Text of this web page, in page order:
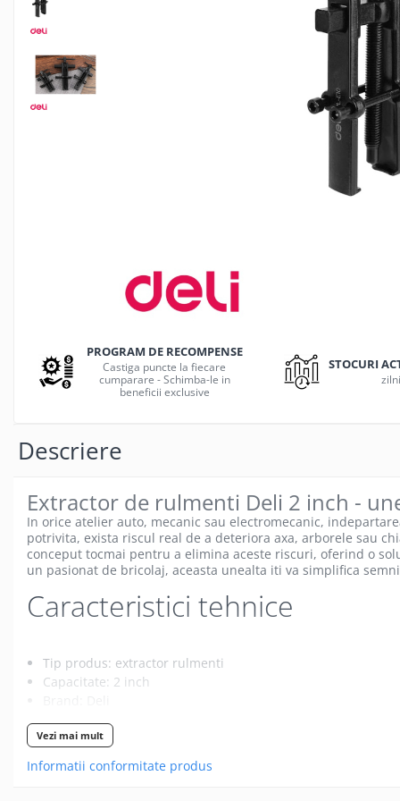
Jocuri de masa
Machiaj temporar si efecte speciale
Seturi si jocuri creative
Articole pentru creatori de
continut
Nisip kinetic si modelabil
Fashion Items
Gamepad
Mouse Gaming
Mouse Pad Gaming
Tastatura Gaming
Accesorii IT
Accesorii laptop
Cooler laptop
Ventilatoare USB
Suporturi monitoare
Accesorii smartphone
Accesorii SIM
Adaptoare smartphone
Cabluri iPhone
PROGRAM DE RECOMPENSE
Castiga puncte la fiecare
cumparare - Schimba-le in
beneficii exclusive
STOCURI
Descriere
Extractor de rulmenti Deli 2 inch -
In orice atelier auto, mecanic sau electromecanic,
potrivita, exista riscul real de a deteriora axa, arborele sau
conceput tocmai pentru a elimina aceste riscuri, oferind o
un pasionat de bricolaj, aceasta unealta iti va simplifica
Caracteristici tehnice
Tip produs: extractor rulmenti
Capacitate: 2 inch
SKU: TCLC-DLE102
Componente: maner reglabil si falci ajustabile
Material: materiale de inalta calitate, rezistente si durabile
Reglaj: falcile se pot ajusta la dimensiunea rulmentului
Vezi mai mult
Informatii conformitate produs